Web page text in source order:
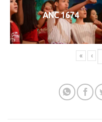
ANC 1674
« ‹